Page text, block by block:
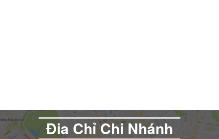
Đia Chỉ Chi Nhánh